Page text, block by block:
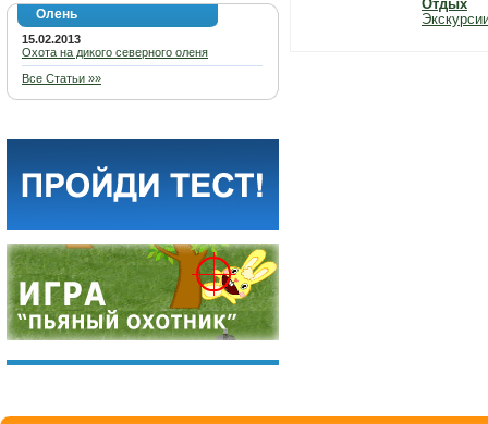
Олень
15.02.2013
Охота на дикого северного оленя
Все Статьи »»
Отдых